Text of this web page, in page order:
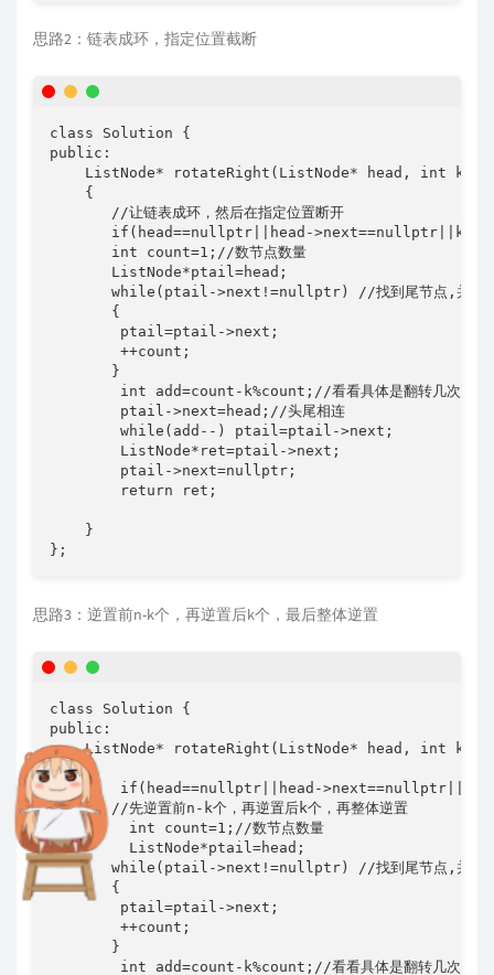
思路2：链表成环，指定位置截断
class Solution {
public:
    ListNode* rotateRight(ListNode* head, int k)
    {
       //让链表成环，然后在指定位置断开
if(head==nullptr||head-
       int count=1;//数节点数量
       ListNode*ptail=head;
while(ptail->next!=nullptr) //找到尾节点,并统
       {
        ptail=ptail->next;
        ++count;
       }
        int add=count-k%count;//看看具体是翻转几次
        ptail->next=head;//头尾相连
        while(add--) ptail=ptail->next;
        ListNode*ret=ptail->next;
        ptail->next=nullptr;
        return ret;
    }
};
思路3：逆置前n-k个，再逆置后k个，最后整体逆置
class Solution {
public:
    ListNode* rotateRight(ListNode* head, int k)
    {
if(head==nullptr||head-
       //先逆置前n-k个，再逆置后k个，再整体逆置
         int count=1;//数节点数量
         ListNode*ptail=head;
while(ptail->next!=nullptr) //找到尾节点,并统
       {
        ptail=ptail->next;
        ++count;
       }
        int add=count-k%count;//看看具体是翻转几次